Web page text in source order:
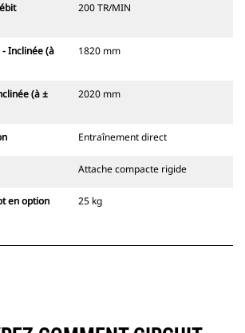
200 TR/MIN
Inclinée (à
1820 mm
(à ±
2020 mm
Entraînement direct
Attache compacte rigide
en option 25 kg